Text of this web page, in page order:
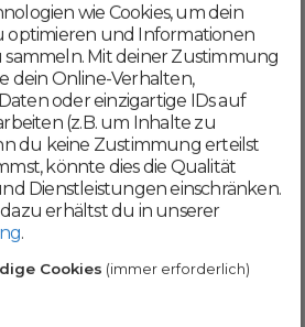
bestätigst du,
AGBund
akzeptierst
Weiter
Teil der
wie Cookies, um dein
optimieren und Informationen
sammeln. Mit deiner Zustimmung
dein Online-Verhalten,
oder einzigartige IDs auf
(z.B. um Inhalte zu
du keine Zustimmung erteilst
könnte dies die Qualität
Dienstleistungen einschränken.
erhältst du in unserer
.
Cookies (immer erforderlich)